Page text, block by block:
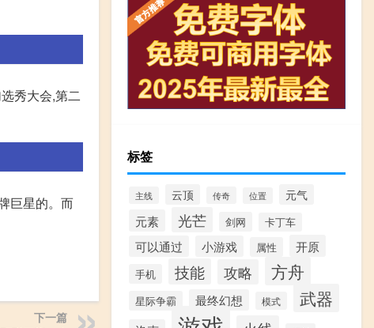
秀大会,第二
巨星的。而
下一篇
标签
主线 云顶 传奇 位置 元气
元素 光芒 剑网 卡丁车
可以通过 小游戏 属性 开原
手机 技能 攻略 方舟
星际争霸 最终幻想 模式 武器